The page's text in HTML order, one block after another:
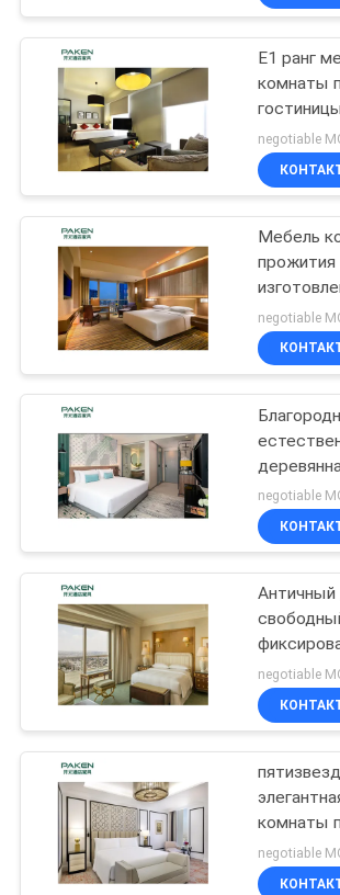
Мебель
Мебель
гостиницы
Античная
гостиницы
Современная
мебель
E1 ранг
комнаты
negotiable
Мебель
прожития
заказ
negotiable
комнаты
negotiable
Античный
спальни
negotiable
комнаты
дуба
negotiable